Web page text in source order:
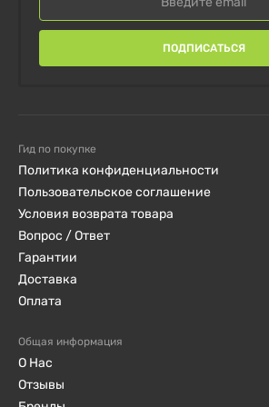
ПОДПИСАТЬСЯ
Гид по покупке
Политика конфиденциальности
Пользовательское соглашение
Условия возврата товара
Вопрос / Ответ
Гарантии
Доставка
Оплата
Общая информация
О Нас
Отзывы